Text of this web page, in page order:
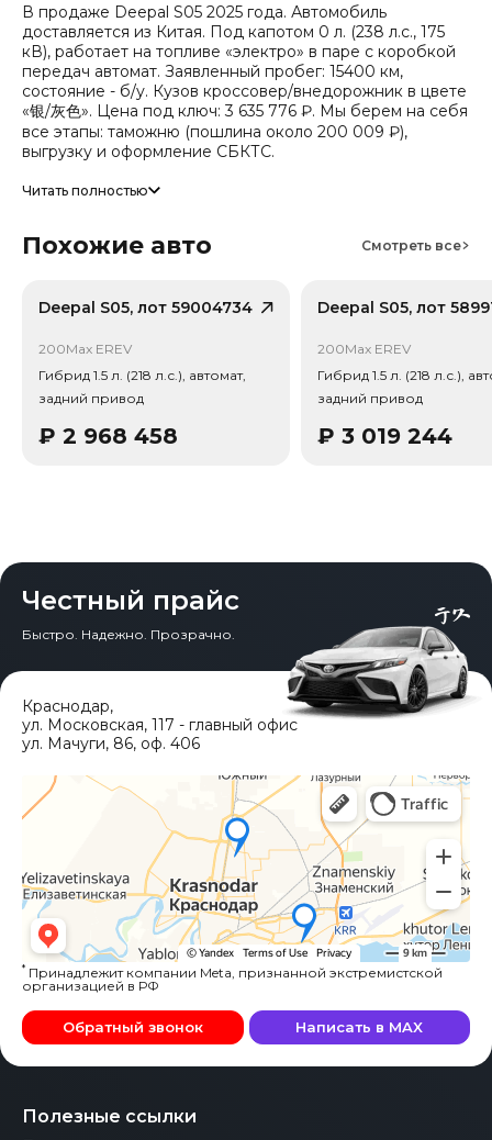
В продаже Deepal S05 2025 года. Автомобиль
доставляется из Китая. Под капотом 0 л. (238 л.с., 175
кВ), работает на топливе «электро» в паре с коробкой
передач автомат. Заявленный пробег: 15400 км,
состояние - б/у. Кузов кроссовер/внедорожник в цвете
«银/灰色». Цена под ключ: 3 635 776 ₽. Мы берем на себя
все этапы: таможню (пошлина около 200 009 ₽),
выгрузку и оформление СБКТС.
Цена зависит от курса валют, точный расчет
Читать полностью
Похожие авто Смотреть все
Deepal S05, лот 59004734
200Max EREV
Гибрид 1.5 л. (218 л.с.), автомат,
задний привод
₽ 2 968 458
Deepal S05, лот
200Max EREV
Гибрид 1.5 л. (218 л.с.),
задний привод
₽ 3 019 244
Честный прайс
Быстро. Надежно. Прозрачно.
Полезные ссылки
Краснодар,
ул. Московская, 117 - главный офис
ул. Мачуги, 86, оф. 406
* Принадлежит компании Meta, признанной экстремистской
организацией в РФ
Обратный звонок Написать в MAX